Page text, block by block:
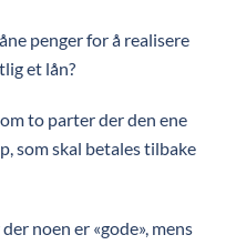
penger for å realisere
et lån?
to parter der den ene
som skal betales tilbake
noen er «gode», mens